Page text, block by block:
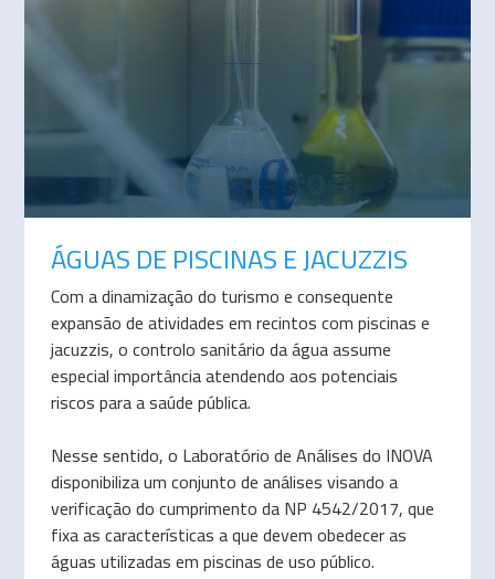
ÁGUAS DE PISCINAS E JACUZZIS
Com a dinamização do turismo e consequente
expansão de atividades em recintos com piscinas e
jacuzzis, o controlo sanitário da água assume
especial importância atendendo aos potenciais
riscos para a saúde pública.
Nesse sentido, o Laboratório de Análises do INOVA
disponibiliza um conjunto de análises visando a
verificação do cumprimento da NP 4542/2017, que
fixa as características a que devem obedecer as
águas utilizadas em piscinas de uso público.